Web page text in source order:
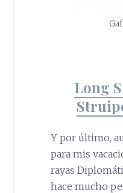
Long
Y por último,
para mis
rayas
hace mucho